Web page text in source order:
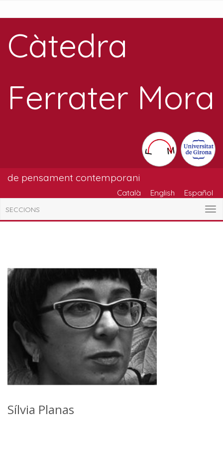
Càtedra
Ferrater Mora
de pensament contemporani
Català English Español
SECCIONS
Sílvia Planas